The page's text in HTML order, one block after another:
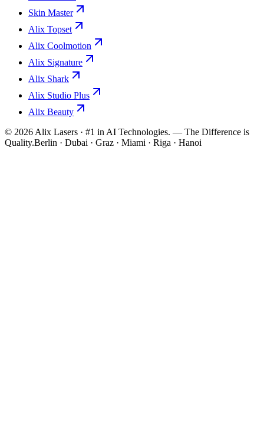
Skin Master
Alix Topset
Alix Coolmotion
Alix Signature
Alix Shark
Alix Studio Plus
Alix Beauty
© 2026 Alix Lasers · #1 in AI Technologies. — The Difference is
Quality.Berlin · Dubai · Graz · Miami · Riga · Hanoi